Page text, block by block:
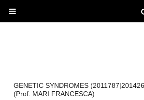
GENETIC SYNDROMES
(Prof. MARI FRANCESCA)